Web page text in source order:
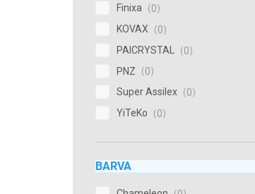
Finixa
0
KOVAX
0
PAICRYSTAL
0
PNZ
0
Super Assilex
0
YiTeKo
0
BARVA